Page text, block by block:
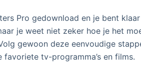
Pro gedownload en je bent
je weet niet zeker hoe je het
gewoon deze eenvoudige
favoriete tv-programma’s en films.